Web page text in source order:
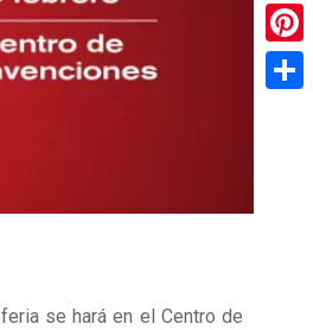
se hará en el Centro de